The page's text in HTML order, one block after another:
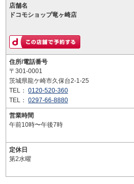
店舗名
ドコモショップ竜ヶ崎店
住所/電話番号
〒301-0001
茨城県龍ケ崎市久保台2-1-25
TEL： 0120-520-360
TEL： 0297-66-8880
営業時間
午前10時〜午後7時
定休日
第2水曜